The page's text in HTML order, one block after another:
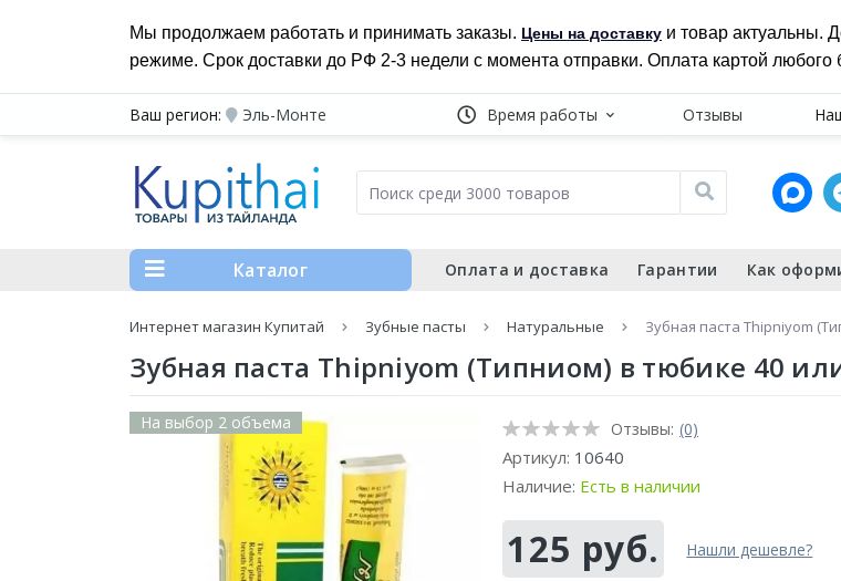
Мы продолжаем работать и принимать заказы. Цены на доставку и товар актуальны.
режиме. Срок доставки до РФ 2-3 недели с момента отправки. Оплата картой любого
Ваш регион: Эль-Монте Время работы Отзывы
Каталог Оплата и доставка Гарантии Как
Интернет магазин Купитай Зубные пасты Натуральные Зубная паста Thipniyom
Зубная паста Thipniyom (Типниом) в тюбике 40
На выбор 2 объема Отзывы: (0)
Артикул: 10640
Наличие: Есть в наличии
125 руб. Нашли дешевле?